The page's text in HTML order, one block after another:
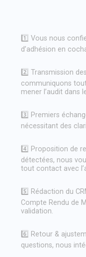
1️⃣ Vous nous
d’adhésion en
2️⃣ Transmission
communiquons
mener l’audit dans
3️⃣ Premiers
nécessitant des
4️⃣ Proposition de
détectées, nous
tout contact avec
5️⃣ Rédaction du
Compte Rendu de
validation.
6️⃣ Retour &
questions, nous